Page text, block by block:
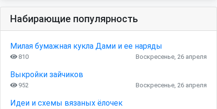
Набирающие популярность
Милая бумажная кукла Дами и ее наряды
810 Воскресенье, 26 апреля
Выкройки зайчиков
952 Воскресенье, 26 апреля
Идеи и схемы вязаных ёлочек